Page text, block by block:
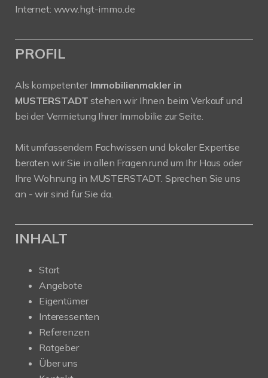
Internet: www.hgt-immo.de
PROFIL
Als kompetenter Immobilienmakler in
MUSTERSTADT stehen wir Ihnen beim Verkauf und
bei der Vermietung Ihrer Immobilie zur Seite.
Mit umfassendem Fachwissen und lokaler Expertise
beraten wir Sie in allen Fragen rund um Ihr Haus oder
Ihre Wohnung in MUSTERSTADT. Sprechen Sie uns
an - wir sind für Sie da.
INHALT
Start
Angebote
Eigentümer
Interessenten
Referenzen
Ratgeber
Über uns